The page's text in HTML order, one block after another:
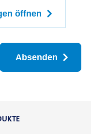
öffnen
Absenden